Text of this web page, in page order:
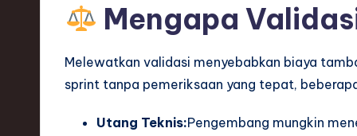
Mengapa
Melewatkan validasi menyebabkan biaya
sprint tanpa pemeriksaan yang tepat,
Utang Teknis:Pengembang mungkin